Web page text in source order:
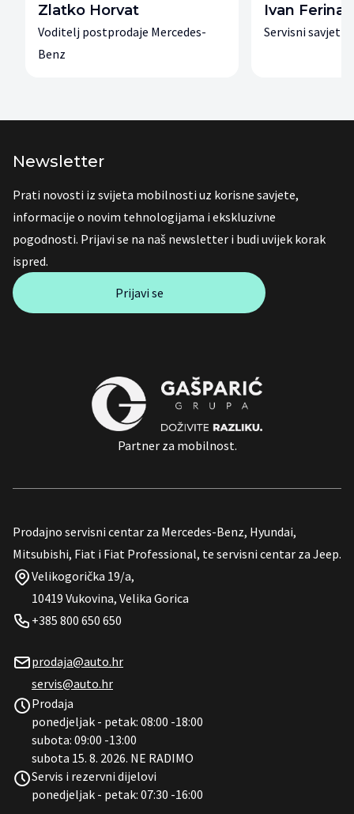
Zlatko Horvat
Voditelj postprodaje Mercedes-
Benz
Ivan Ferina
Servisni
Newsletter
Prati novosti iz svijeta mobilnosti uz korisne savjete,
informacije o novim tehnologijama i ekskluzivne
pogodnosti. Prijavi se na naš newsletter i budi uvijek korak
ispred.
Prijavi se
Partner za mobilnost.
Prodajno servisni centar za Mercedes-Benz, Hyundai,
Mitsubishi, Fiat i Fiat Professional, te servisni centar za Jeep.
Velikogorička 19/a,
10419 Vukovina, Velika Gorica
+385 800 650 650
prodaja@auto.hr
servis@auto.hr
Prodaja
ponedjeljak - petak: 08:00 -18:00
subota: 09:00 -13:00
subota 15. 8. 2026. NE RADIMO
Servis i rezervni dijelovi
ponedjeljak - petak: 07:30 -16:00